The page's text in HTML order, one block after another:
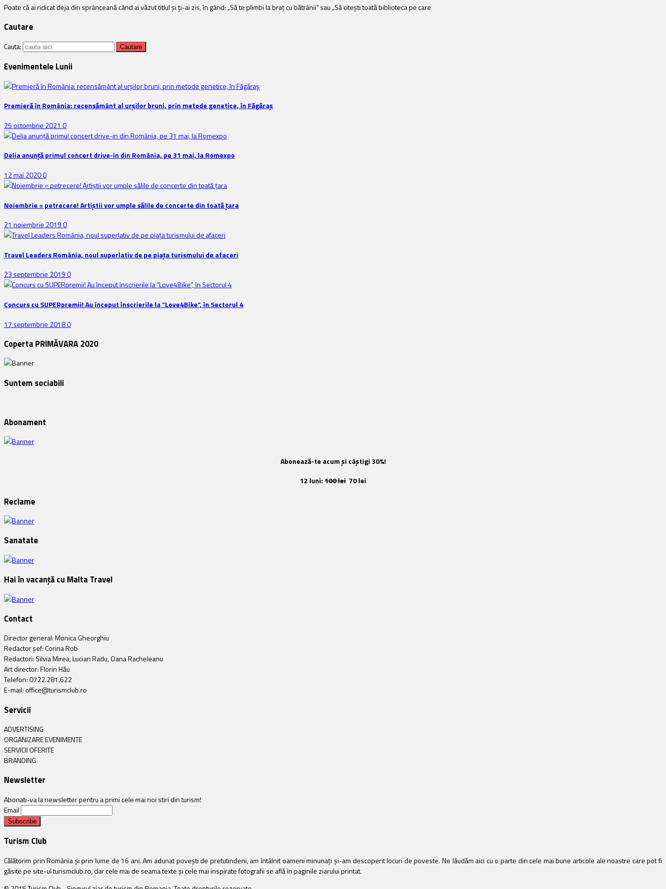
Poate că ai ridicat deja din sprânceană când ai văzut titlul și ți-ai zis, în gând: „Să te plimbi la braț cu bătrânii” sau „Să citești toată biblioteca pe care
Cautare
Cauta:
Evenimentele Lunii
Premieră în România: recensământ al urșilor bruni, prin metode genetice, în Făgăraș
25 octombrie 2021 0
Delia anunţă primul concert drive-in din România, pe 31 mai, la Romexpo
12 mai 20200
Noiembrie = petrecere! Artiștii vor umple sălile de concerte din toată țara
21 noiembrie 20190
Travel Leaders România, noul superlativ de pe piața turismului de afaceri
23 septembrie 20190
Concurs cu SUPERpremii! Au început înscrierile la ”Love4Bike”, în Sectorul 4
17 septembrie 20180
Coperta PRIMĂVARA 2020
Suntem sociabili
Abonament
Abonează-te acum și câștigi 30%!
12 luni:100 lei 70 lei
Reclame
Sanatate
Hai în vacanță cu Malta Travel
Contact
Director general: Monica Gheorghiu
Redactor șef: Corina Rob
Redactori: Silvia Mirea, Lucian Radu, Oana Racheleanu
Art director: Florin Hău
Telefon: 0722.281.622
E-mail: office@turismclub.ro
Servicii
ADVERTISING
ORGANIZARE EVENIMENTE
SERVICII OFERITE
BRANDING
Newsletter
Abonati-va la newsletter pentru a primi cele mai noi stiri din turism!
Email
Turism Club
Călătorim prin România și prin lume de 16 ani. Am adunat povești de pretutindeni, am întâlnit oameni minunați și-am descoperit locuri de poveste. Ne lăudăm aici cu o parte din cele mai bune articole ale noastre care pot fi
găsite pe site-ul turismclub.ro, dar cele mai de seama texte și cele mai inspirate fotografii se află în paginile ziarului printat.